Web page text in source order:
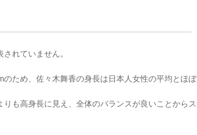
れていません。
のため、佐々木舞香の身長は日本人女性の平均とほぼ
も高身長に見え、全体のバランスが良いことからス